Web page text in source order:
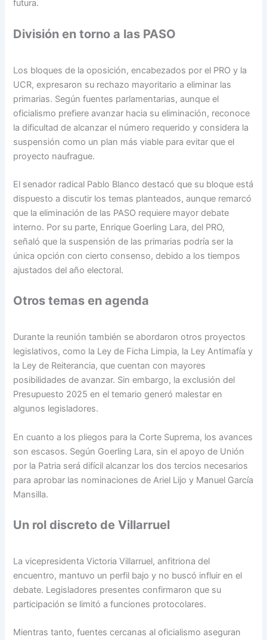
futura.
División en torno a las PASO
Los bloques de la oposición, encabezados por el PRO y la
UCR, expresaron su rechazo mayoritario a eliminar las
primarias. Según fuentes parlamentarias, aunque el
oficialismo prefiere avanzar hacia su eliminación, reconoce
la dificultad de alcanzar el número requerido y considera la
suspensión como un plan más viable para evitar que el
proyecto naufrague.
El senador radical Pablo Blanco destacó que su bloque está
dispuesto a discutir los temas planteados, aunque remarcó
que la eliminación de las PASO requiere mayor debate
interno. Por su parte, Enrique Goerling Lara, del PRO,
señaló que la suspensión de las primarias podría ser la
única opción con cierto consenso, debido a los tiempos
ajustados del año electoral.
Otros temas en agenda
Durante la reunión también se abordaron otros proyectos
legislativos, como la Ley de Ficha Limpia, la Ley Antimafía y
la Ley de Reiterancia, que cuentan con mayores
posibilidades de avanzar. Sin embargo, la exclusión del
Presupuesto 2025 en el temario generó malestar en
algunos legisladores.
En cuanto a los pliegos para la Corte Suprema, los avances
son escasos. Según Goerling Lara, sin el apoyo de Unión
por la Patria será difícil alcanzar los dos tercios necesarios
para aprobar las nominaciones de Ariel Lijo y Manuel García
Mansilla.
Un rol discreto de Villarruel
La vicepresidenta Victoria Villarruel, anfitriona del
encuentro, mantuvo un perfil bajo y no buscó influir en el
debate. Legisladores presentes confirmaron que su
participación se limitó a funciones protocolares.
Mientras tanto, fuentes cercanas al oficialismo aseguran